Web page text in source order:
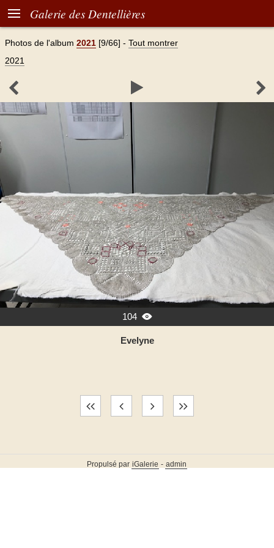
 Galerie des Dentellières
Photos de l'album 2021 [9/66] - Tout montrer
2021
  
104 
Evelyne
Propulsé par iGalerie - admin